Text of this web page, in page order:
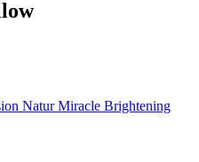
Natur Miracle Brightening